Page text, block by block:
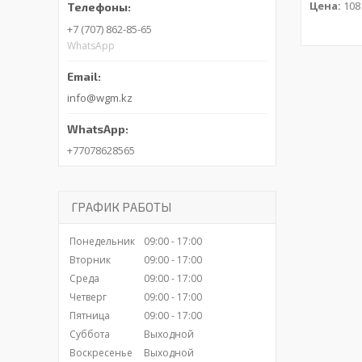
Цена:
+7 (707) 862-85-65
WhatsApp
info@wgm.kz
+77078628565
ГРАФИК РАБОТЫ
Понедельник 09:00
17:00
Вторник
09:00
17:00
Среда
09:00
17:00
Четверг
09:00
17:00
Пятница
09:00
17:00
Суббота
Выходной
Воскресенье
Выходной